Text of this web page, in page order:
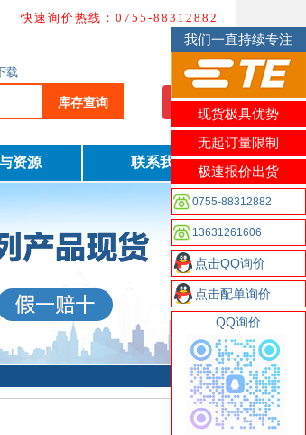
快速询价热线：0755-88312882
载
库存查询 我要询价
资源 联系我们
我们一直持续专注
现货极具优势
无起订量限制
极速报价出货
0755-88312882
13631261606
点击QQ询价
点击配单询价
QQ询价